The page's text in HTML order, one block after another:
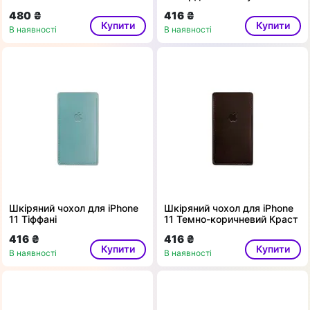
480 ₴
В наявності Купити
416 ₴
В наявності Купити
Шкіряний чохол для iPhone
11 Тіффані
416 ₴
В наявності Купити
Шкіряний чохол для iPhone
11 Темно-коричневий Краст
416 ₴
В наявності Купити